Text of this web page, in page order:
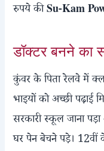
रुपये कीSu-Kam
डॉक्टर बनने का
कुंवर के पिता रेलवे में
भाइयों को अच्छी
सरकारी स्कूल जाना
घर पेन बेचने पड़े। 12वीं